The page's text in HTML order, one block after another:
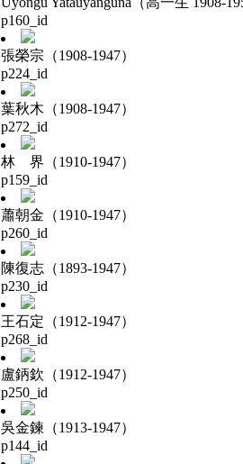
p160_id
張榮宗（1908-1947）
p224_id
葉秋木（1908-1947）
p272_id
林 界（1910-1947）
p159_id
蕭朝金（1910-1947）
p260_id
陳復志（1893-1947）
p230_id
王石定（1912-1947）
p268_id
盧鈵欽（1912-1947）
p250_id
吳金鍊（1913-1947）
p144_id